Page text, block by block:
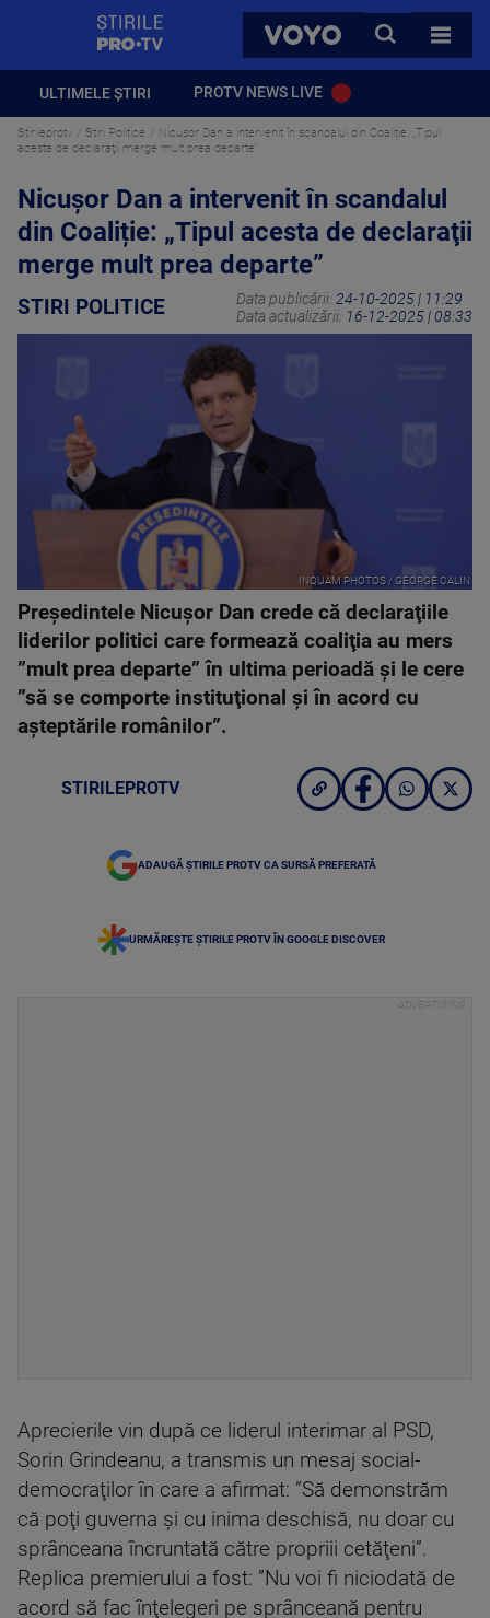
VOYO
CAUTA
TOATE
ULTIMELE ȘTIRI PROTV NEWS LIVE
Stirileprotv Stiri Politice
Nicușor Dan a intervenit în scandalul din Coaliție: „Tipul
acesta de declaraţii merge mult prea departe”
Nicușor Dan a intervenit în scandalul
din Coaliție: „Tipul acesta de declaraţii
merge mult prea departe”
STIRI POLITICE Data publicării: 24-10-2025 | 11:29
Data actualizării: 16-12-2025 | 08:33
INQUAM PHOTOS / GEORGE CALIN
Preşedintele Nicuşor Dan crede că declaraţiile
liderilor politici care formează coaliţia au mers
”mult prea departe” în ultima perioadă şi le cere
”să se comporte instituţional şi în acord cu
aşteptările românilor”.
STIRILEPROTV
ADAUGĂ ȘTIRILE PROTV CA SURSĂ PREFERATĂ
URMĂREȘTE ȘTIRILE PROTV ÎN GOOGLE DISCOVER
Aprecierile vin după ce liderul interimar al PSD,
Sorin Grindeanu, a transmis un mesaj social-
democraţilor în care a afirmat: ”Să demonstrăm
că poţi guverna şi cu inima deschisă, nu doar cu
sprânceana încruntată către propriii cetăţeni”.
Replica premierului a fost: ”Nu voi fi niciodată de
acord să fac înţelegeri pe sprânceană pentru